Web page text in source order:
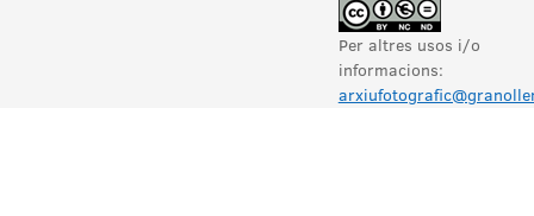
Per altres usos i/o
informacions: